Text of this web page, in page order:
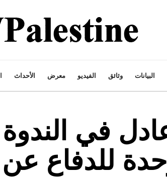
البيانات وثائق الفيديو معرض الأحداث
في الندوة
للدفاع